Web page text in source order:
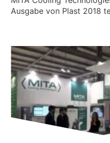
Ausgabe von Plast 2018